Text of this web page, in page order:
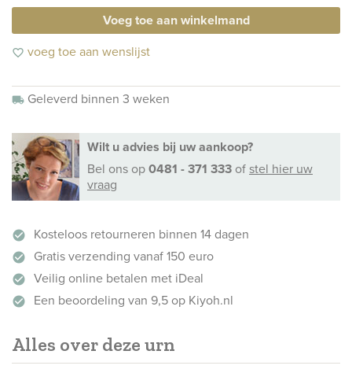
Voeg toe aan winkelmand
favorite_border voeg toe aan wenslijst
local_shipping Geleverd binnen 3 weken
Wilt u advies bij uw aankoop?
Bel ons op0481 - 371 333 ofstel hier uw
vraag
check_circle Kosteloos retourneren binnen 14 dagen
check_circle Gratis verzending vanaf 150 euro
check_circle Veilig online betalen met iDeal
check_circle Een beoordeling van 9,5 op Kiyoh.nl
Alles over deze urn